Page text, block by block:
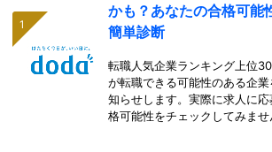
かも？あなたの合格可能
簡単診断
転職人気企業ランキング上位
が転職できる可能性のある企
知らせします。実際に求人に
格可能性をチェックしてみませ